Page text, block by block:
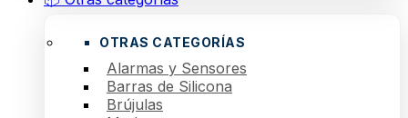
OTRAS CATEGORÍAS
Alarmas y Sensores
Barras de Silicona
Brújulas